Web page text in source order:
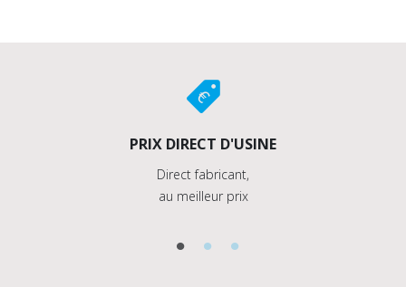
PRIX DIRECT D'USINE
Direct fabricant,
au meilleur prix